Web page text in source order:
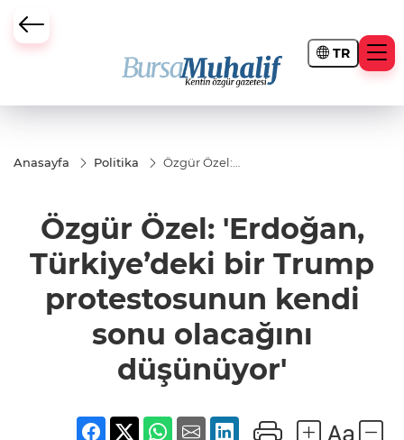
TR
Büyükşehir Darbesi
Anasayfa Politika
Özgür Özel:
protestosunun
kendi sonu
olacağını
düşünüyor'
Özgür Özel: 'Erdoğan,
Türkiye’deki bir Trump
protestosunun kendi
sonu olacağını
düşünüyor'